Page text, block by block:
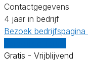
Contactgegevens
4 jaar in bedrijf
Bezoek bedrijfspagina
Gratis - Vrijblijvend